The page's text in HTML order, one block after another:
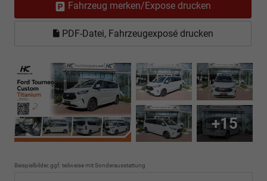
Fahrzeug merken/Expose drucken
PDF-Datei, Fahrzeugexposé drucken
+15
Beispielbilder, ggf. teilweise mit Sonderausstattung